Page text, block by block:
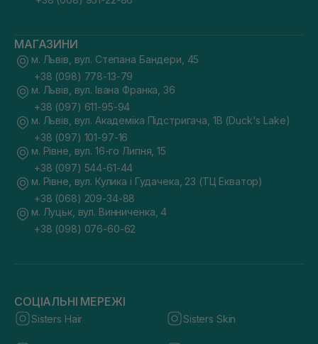
МАГАЗИНИ
м. Львів, вул. Степана Бандери, 45
+38 (098) 778-13-79
м. Львів, вул. Івана Франка, 36
+38 (097) 611-95-94
м. Львів, вул. Академіка Підстригача, 1В (Duck's Lake)
+38 (097) 101-97-16
м. Рівне, вул. 16-го Липня, 15
+38 (097) 544-61-44
м. Рівне, вул. Кулика і Гудачека, 23 (ТЦ Екватор)
+38 (068) 209-34-88
м. Луцьк, вул. Винниченка, 4
+38 (098) 076-60-62
СОЦІАЛЬНІ МЕРЕЖІ
Sisters Hair Sisters Skin